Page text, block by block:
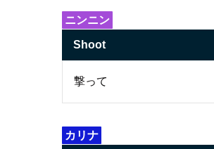
ニンニン
Shoot
撃って
カリナ